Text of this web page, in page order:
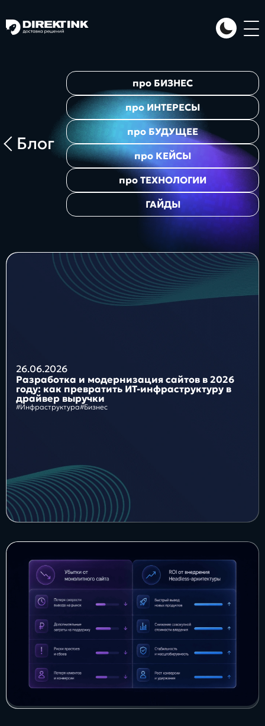
Направления
Web System
Проекты
Заполнить
Контакты
8 800 505 34 99
info@direkt.ink
Блог
про БИЗНЕС
про ИНТЕРЕСЫ
про БУДУЩЕЕ
про КЕЙСЫ
проТЕХНОЛОГИИ
ГАЙДЫ
26.06.2026
Разработка и модернизация сайтов в 2026
году: как превратить ИТ-инфраструктуру в
драйвер выручки
#Инфраструктура#Бизнес